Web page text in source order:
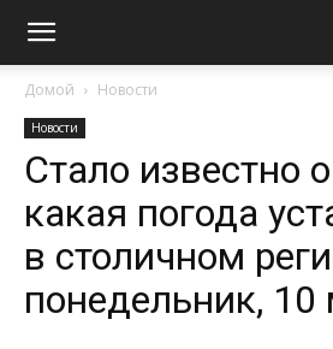
Домой Новости
Новости
Стало известно
какая погода
в столичном
понедельник, 10